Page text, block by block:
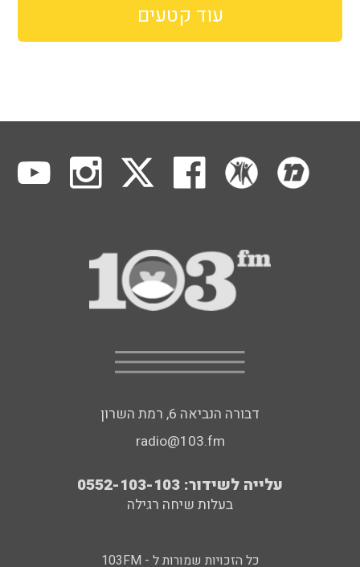
עוד קטעים
דבורה הנביאה 6, רמת השרון
radio@103.fm
עלייה לשידור: 0552-103-103
בעלות שיחה רגילה
כל הזכויות שמורות ל - 103FM